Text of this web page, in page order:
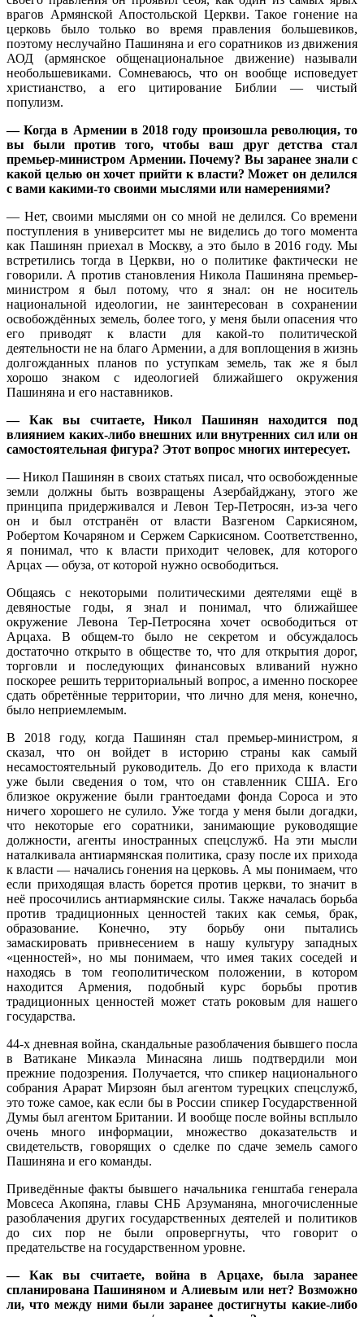
врагов Армянской Апостольской Церкви. Такое гонение на
церковь было только во время правления большевиков,
поэтому неслучайно Пашиняна и его соратников из движения
АОД (армянское общенациональное движение) называли
необольшевиками. Сомневаюсь, что он вообще исповедует
христианство, а его цитирование Библии — чистый
популизм.
— Когда в Армении в 2018 году произошла революция, то
вы были против того, чтобы ваш друг детства стал
премьер-министром Армении. Почему? Вы заранее знали с
какой целью он хочет прийти к власти? Может он делился
с вами какими-то своими мыслями или намерениями?
— Нет, своими мыслями он со мной не делился. Со времени
поступления в университет мы не виделись до того момента
как Пашинян приехал в Москву, а это было в 2016 году. Мы
встретились тогда в Церкви, но о политике фактически не
говорили. А против становления Никола Пашиняна премьер-
министром я был потому, что я знал: он не носитель
национальной идеологии, не заинтересован в сохранении
освобождённых земель, более того, у меня были опасения что
его приводят к власти для какой-то политической
деятельности не на благо Армении, а для воплощения в жизнь
долгожданных планов по уступкам земель, так же я был
хорошо знаком с идеологией ближайшего окружения
Пашиняна и его наставников.
— Как вы считаете, Никол Пашинян находится под
влиянием каких-либо внешних или внутренних сил или он
самостоятельная фигура? Этот вопрос многих интересует.
— Никол Пашинян в своих статьях писал, что освобожденные
земли должны быть возвращены Азербайджану, этого же
принципа придерживался и Левон Тер-Петросян, из-за чего
он и был отстранён от власти Вазгеном Саркисяном,
Робертом Кочаряном и Сержем Саркисяном. Соответственно,
я понимал, что к власти приходит человек, для которого
Арцах — обуза, от которой нужно освободиться.
Общаясь с некоторыми политическими деятелями ещё в
девяностые годы, я знал и понимал, что ближайшее
окружение Левона Тер-Петросяна хочет освободиться от
Арцаха. В общем-то было не секретом и обсуждалось
достаточно открыто в обществе то, что для открытия дорог,
торговли и последующих финансовых вливаний нужно
поскорее решить территориальный вопрос, а именно поскорее
сдать обретённые территории, что лично для меня, конечно,
было неприемлемым.
В 2018 году, когда Пашинян стал премьер-министром, я
сказал, что он войдет в историю страны как самый
несамостоятельный руководитель. До его прихода к власти
уже были сведения о том, что он ставленник США. Его
близкое окружение были грантоедами фонда Сороса и это
ничего хорошего не сулило. Уже тогда у меня были догадки,
что некоторые его соратники, занимающие руководящие
должности, агенты иностранных спецслужб. На эти мысли
наталкивала антиармянская политика, сразу после их прихода
к власти — начались гонения на церковь. А мы понимаем, что
если приходящая власть борется против церкви, то значит в
неё просочились антиармянские силы. Также началась борьба
против традиционных ценностей таких как семья, брак,
образование. Конечно, эту борьбу они пытались
замаскировать привнесением в нашу культуру западных
«ценностей», но мы понимаем, что имея таких соседей и
находясь в том геополитическом положении, в котором
находится Армения, подобный курс борьбы против
традиционных ценностей может стать роковым для нашего
государства.
44-х дневная война, скандальные разоблачения бывшего посла
в Ватикане Микаэла Минасяна лишь подтвердили мои
прежние подозрения. Получается, что спикер национального
собрания Арарат Мирзоян был агентом турецких спецслужб,
это тоже самое, как если бы в России спикер Государственной
Думы был агентом Британии. И вообще после войны всплыло
очень много информации, множество доказательств и
свидетельств, говорящих о сделке по сдаче земель самого
Пашиняна и его команды.
Приведённые факты бывшего начальника генштаба генерала
Мовсеса Акопяна, главы СНБ Арзуманяна, многочисленные
разоблачения других государственных деятелей и политиков
до сих пор не были опровергнуты, что говорит о
предательстве на государственном уровне.
— Как вы считаете, война в Арцахе, была заранее
спланирована Пашиняном и Алиевым или нет? Возможно
ли, что между ними были заранее достигнуты какие-либо